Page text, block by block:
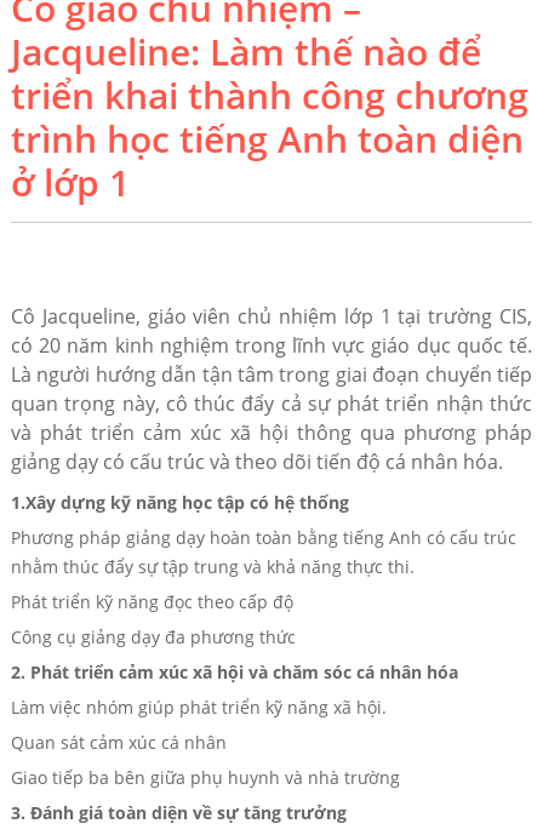
Jacqueline: Làm thế nào để
triển khai thành công chương
trình học tiếng Anh toàn diện
ở lớp 1
Cô Jacqueline, giáo viên chủ nhiệm lớp 1 tại trường CIS,
có 20 năm kinh nghiệm trong lĩnh vực giáo dục quốc tế.
Là người hướng dẫn tận tâm trong giai đoạn chuyển tiếp
quan trọng này, cô thúc đẩy cả sự phát triển nhận thức
và phát triển cảm xúc xã hội thông qua phương pháp
giảng dạy có cấu trúc và theo dõi tiến độ cá nhân hóa.
1.Xây dựng kỹ năng học tập có hệ thống
Phương pháp giảng dạy hoàn toàn bằng tiếng Anh có cấu trúc
nhằm thúc đẩy sự tập trung và khả năng thực thi.
Phát triển kỹ năng đọc theo cấp độ
Công cụ giảng dạy đa phương thức
2. Phát triển cảm xúc xã hội và chăm sóc cá nhân hóa
Làm việc nhóm giúp phát triển kỹ năng xã hội.
Quan sát cảm xúc cá nhân
Giao tiếp ba bên giữa phụ huynh và nhà trường
3. Đánh giá toàn diện về sự tăng trưởng